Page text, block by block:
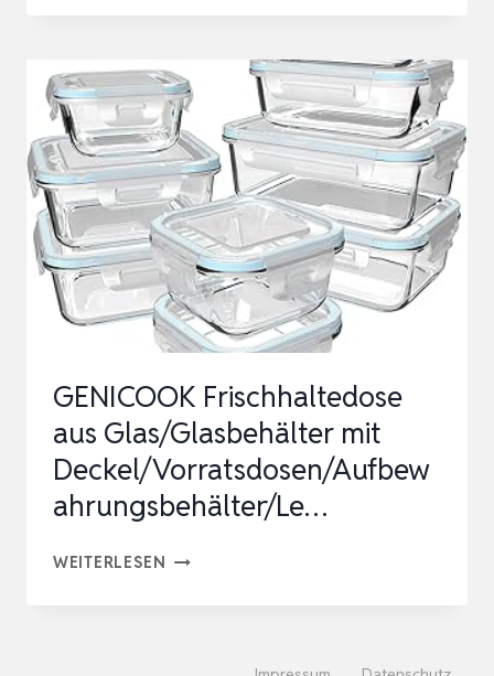
12ER
SET,750ML/430ML
VORRATSGLÄSER
MIT
DECKEL
ECKIG,GLASBEHÄLTER
HOL…
GENICOOK Frischhaltedose
aus Glas/Glasbehälter mit
Deckel/Vorratsdosen/Aufbew
ahrungsbehälter/Le…
WEITERLESEN GENICOOK